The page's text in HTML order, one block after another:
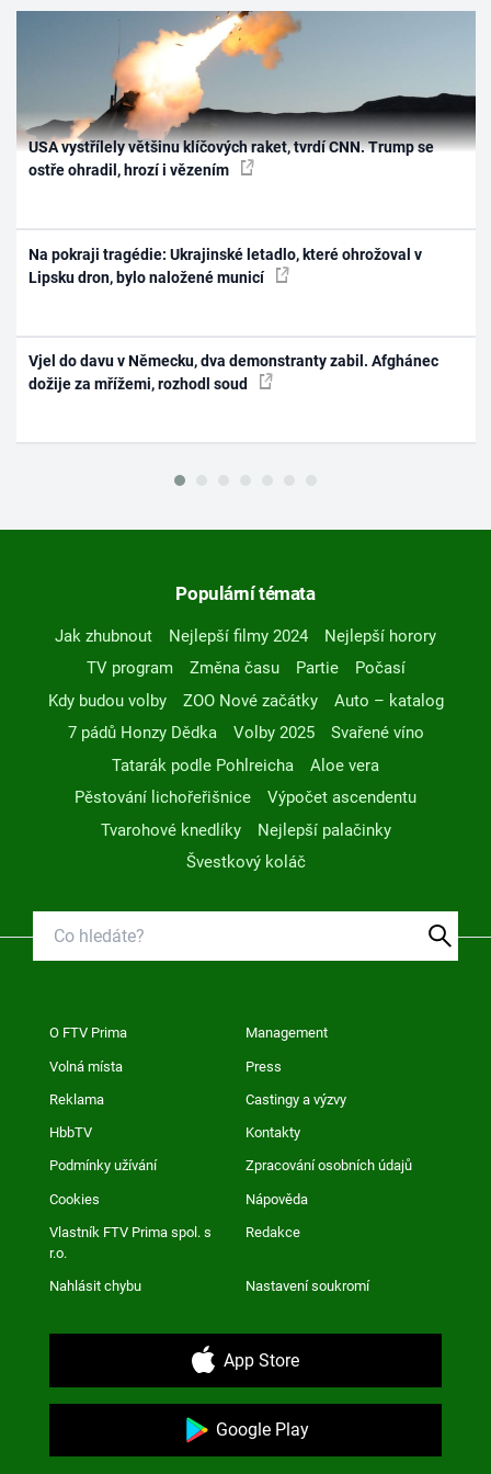
USA vystřílely většinu klíčových raket, tvrdí CNN. Trump se
ostře ohradil, hrozí i vězením
Na pokraji tragédie: Ukrajinské letadlo, které ohrožoval v
Lipsku dron, bylo naložené municí
Vjel do davu v Německu, dva demonstranty zabil. Afghánec
dožije za mřížemi, rozhodl soud
Populární témata
Jak zhubnout Nejlepší filmy 2024
Nejlepší horory
TV program
Změna času Partie
Počasí
Kdy budou volby
ZOO Nové začátky
Auto – katalog
7 pádů Honzy Dědka
Volby 2025
Svařené víno
Tatarák podle Pohlreicha
Aloe vera
Pěstování lichořeřišnice
Výpočet ascendentu
Tvarohové knedlíky
Nejlepší palačinky
Švestkový koláč
O FTV Prima Management
Volná místa Press
Reklama Castingy a výzvy
HbbTV Kontakty
Podmínky užívání Zpracování osobních údajů
Cookies Nápověda
Vlastník FTV Prima spol. s
r.o.
Redakce
Nahlásit chybu Nastavení soukromí
App Store
Google Play